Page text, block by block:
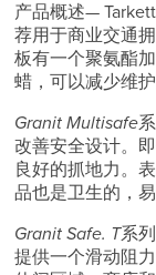
产品概述—
荐用于商业交通
板有一个聚氨酯
蜡，可以减少维护
Granit Multisafe
改善安全设计。
良好的抓地力。
品也是卫生的，易
Granit Safe. T系
提供一个滑动阻